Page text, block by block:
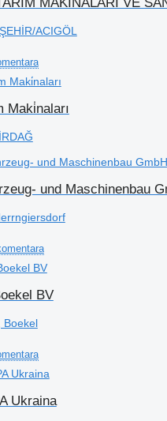
ACIGÖL
Maki̇naları
und Maschinenbau
BV
Boekel
Ukraina